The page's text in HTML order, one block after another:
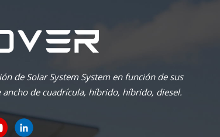
de Solar System System en función de sus
de cuadrícula, híbrido, híbrido, diesel.